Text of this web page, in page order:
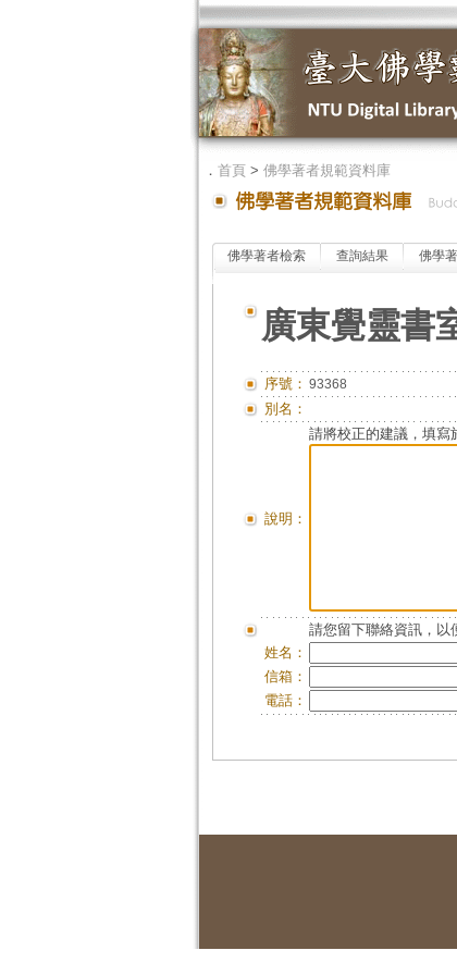
． 首頁> 佛學著者規範資料庫
佛學著者檢索 查詢結果 佛學
廣東覺靈書
序號： 93368
別名：
說明：
請將校正的建議，填寫
請您留下聯絡資訊，以
姓名：
信箱：
電話：